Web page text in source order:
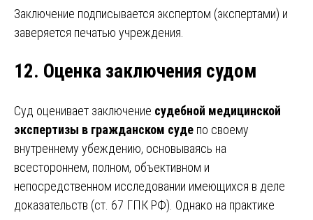
Заключение подписывается экспертом (экспертами) и
заверяется печатью учреждения.
12. Оценка заключения судом
Суд оценивает заключение судебной медицинской
экспертизы в гражданском суде по своему
внутреннему убеждению, основываясь на
всестороннем, полном, объективном и
непосредственном исследовании имеющихся в деле
доказательств (ст. 67 ГПК РФ). Однако на практике